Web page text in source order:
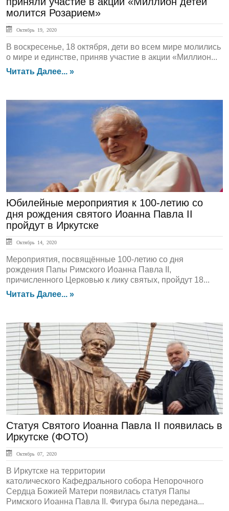
молится Розарием»
Октябрь 19, 2020
В воскресенье, 18 октября, дети во всем мире молились
о мире и единстве, приняв участие в акции «Миллион...
Читать Далее... »
ЛЕНТА НОВОСТЕЙ
Юбилейные мероприятия к 100-летию со
дня рождения святого Иоанна Павла II
пройдут в Иркутске
Октябрь 14, 2020
Мероприятия, посвящённые 100-летию со дня
рождения Папы Римского Иоанна Павла II,
причисленного Церковью к лику святых, пройдут 18...
Читать Далее... »
ГЛАВНАЯ
Статуя Святого Иоанна Павла II появилась в
Иркутске (ФОТО)
Октябрь 07, 2020
В Иркутске на территории
католического Кафедрального собора Непорочного
Сердца Божией Матери появилась статуя Папы
Римского Иоанна Павла II. Фигура была передана...